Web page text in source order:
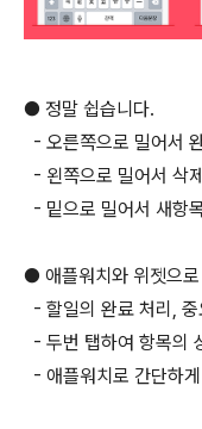
● 정말 쉽습니다.
- 오른쪽으로 밀어서
- 왼쪽으로 밀어서 삭제
- 밑으로 밀어서 새항
● 애플워치와 위젯으
- 할일의 완료 처리,
- 두번 탭하여 항목의
- 애플워치로 간단하